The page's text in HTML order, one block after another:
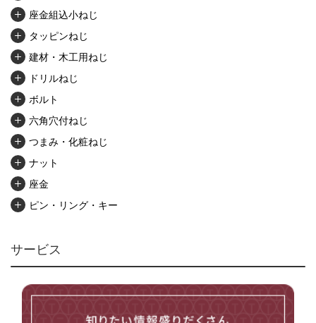
座金組込小ねじ
タッピンねじ
建材・木工用ねじ
ドリルねじ
ボルト
六角穴付ねじ
つまみ・化粧ねじ
ナット
座金
ピン・リング・キー
アンカー・プラグ
ユニファイねじ
サービス